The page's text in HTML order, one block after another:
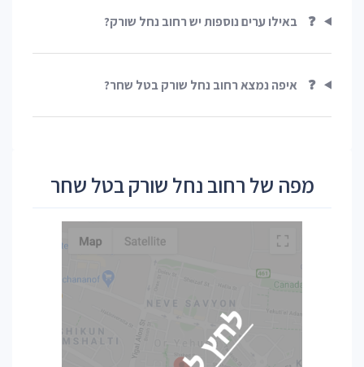
❓ באילו ערים נוספות יש רחוב נחל שורק?
❓ איפה נמצא רחוב נחל שורק בטל שחר?
מפה של רחוב נחל שורק בטל שחר